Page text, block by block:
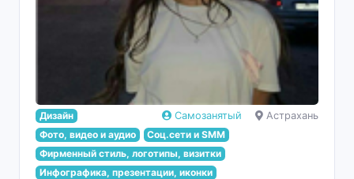
Самозанятый Астрахань
Дизайн
Фото, видео и аудио
Соц.сети и SMM
Фирменный стиль, логотипы, визитки
Инфографика, презентации, иконки